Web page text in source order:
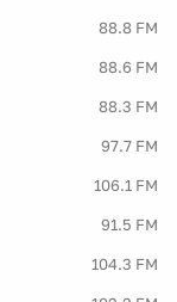
88.8 FM
88.6 FM
88.3 FM
97.7 FM
106.1 FM
91.5 FM
104.3 FM